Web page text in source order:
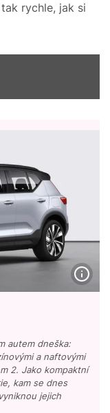
rychle, jak si
autem dneška:
a naftovými
2. Jako kompaktní
kam se dnes
jejich